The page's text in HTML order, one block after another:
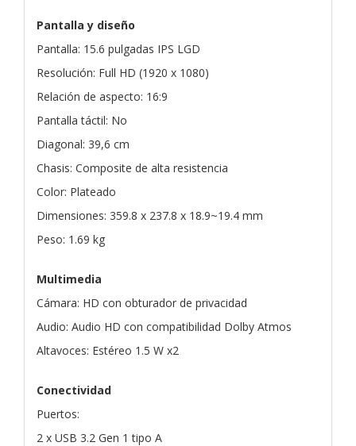
Pantalla y diseño
Pantalla: 15.6 pulgadas IPS LGD
Resolución: Full HD (1920 x 1080)
Relación de aspecto: 16:9
Pantalla táctil: No
Diagonal: 39,6 cm
Chasis: Composite de alta resistencia
Color: Plateado
Dimensiones: 359.8 x 237.8 x 18.9~19.4 mm
Peso: 1.69 kg
Multimedia
Cámara: HD con obturador de privacidad
Audio: Audio HD con compatibilidad Dolby Atmos
Altavoces: Estéreo 1.5 W x2
Conectividad
Puertos:
2 x USB 3.2 Gen 1 tipo A